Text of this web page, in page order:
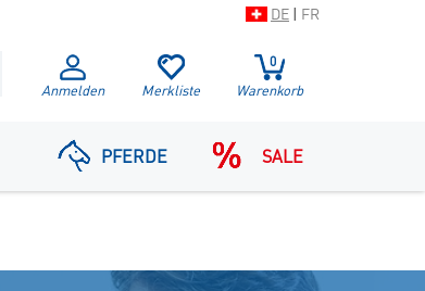
DE | FR
Anmelden Merkliste
0
Warenkorb
SUCHE STARTEN
PFERDE SALE